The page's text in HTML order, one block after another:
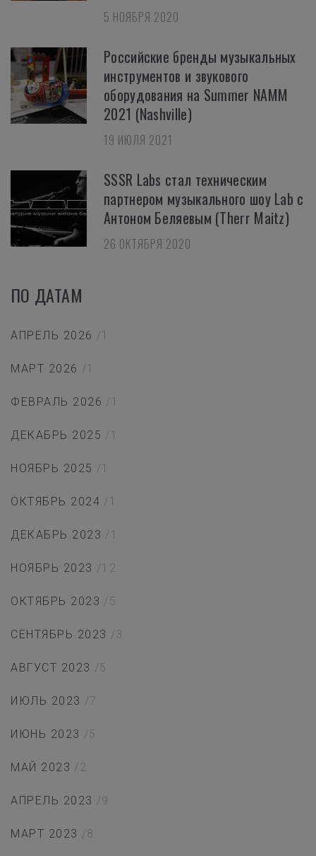
5 НОЯБРЯ 2020
Российские бренды музыкальных
инструментов и звукового
оборудования на Summer NAMM
2021 (Nashville)
19 ИЮЛЯ 2021
SSSR Labs стал техническим
партнером музыкального шоу Lab с
Антоном Беляевым (Therr Maitz)
26 ОКТЯБРЯ 2020
ПО ДАТАМ
АПРЕЛЬ 2026 /1
МАРТ 2026 /1
ФЕВРАЛЬ 2026 /1
ДЕКАБРЬ 2025 /1
НОЯБРЬ 2025 /1
ОКТЯБРЬ 2024 /1
ДЕКАБРЬ 2023 /1
НОЯБРЬ 2023 /12
ОКТЯБРЬ 2023 /5
СЕНТЯБРЬ 2023 /3
АВГУСТ 2023 /5
ИЮЛЬ 2023 /7
ИЮНЬ 2023 /5
МАЙ 2023 /2
АПРЕЛЬ 2023 /9
МАРТ 2023 /8